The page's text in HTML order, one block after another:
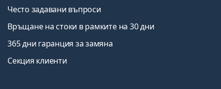
Често задавани въпроси
Връщане на стоки в рамките на 30 дни
365 дни гаранция за замяна
Секция клиенти